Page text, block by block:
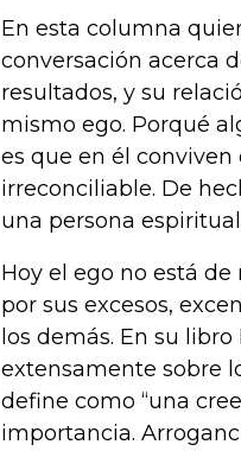
En esta columna
conversación acerca
resultados, y su
mismo ego. Porqué
es que en él
irreconciliable. De
una persona
Hoy el ego no está
por sus excesos,
los demás. En su
extensamente sobre
define como “una
importancia.